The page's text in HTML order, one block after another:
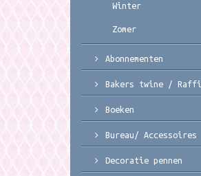
Winter
Zomer
Abonnementen
Bakers twine /
Boeken
Bureau/ Accessoires
Decoratie pennen